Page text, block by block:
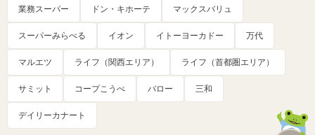
業務スーパー ドン・キホーテ マックスバリュ
スーパーみらべる イオン イトーヨーカドー 万代
マルエツ ライフ（関西エリア） ライフ（首都圏エリア）
サミット コープこうべ バロー 三和
デイリーカナート